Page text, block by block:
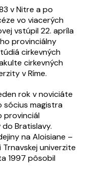
v Nitre a po
vo viacerých
vstúpil 22. apríla
provinciálny
cirkevných
cirkevných
v Ríme.
rok v noviciáte
sócius magistra
provinciál
Bratislavy.
na Aloisiane –
univerzite
1997 pôsobil